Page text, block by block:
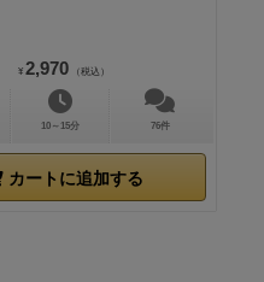
¥ 2,970 （税込）
10～15分 76件
カートに追加する